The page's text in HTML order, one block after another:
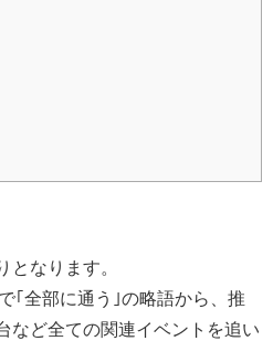
となります。
｢全部に通う｣の略語から、推
など全ての関連イベントを追い